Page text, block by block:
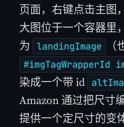
页面，右键点击主图
大图位于一个容器里
为 landingImage
#imgTagWrapperId
染成一个带 id
Amazon 通过把尺寸
提供一个定尺寸的变